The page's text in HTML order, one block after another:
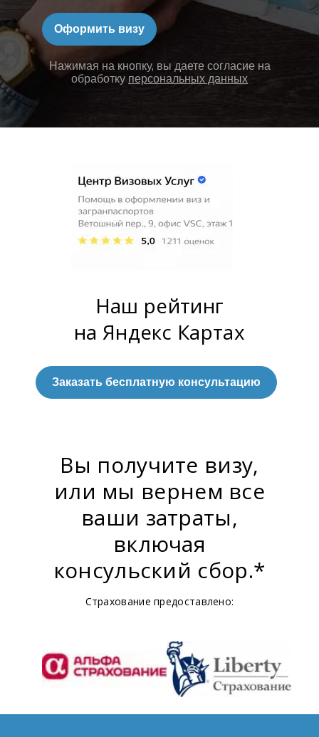
Оформить визу
Нажимая на кнопку, вы даете согласие на
обработку персональных данных
Наш рейтинг
на Яндекс Картах
Заказать бесплатную консультацию
Вы получите визу,
или мы вернем все
ваши затраты,
включая
консульский сбор.*
Страхование предоставлено: